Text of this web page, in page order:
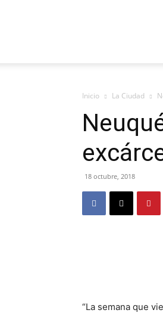
Inicio La Ciudad
18 octubre, 2018
“La semana que